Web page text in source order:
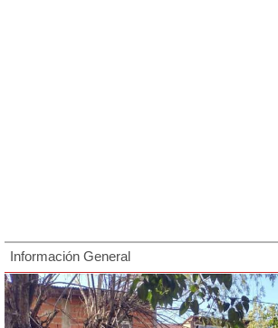
Información General